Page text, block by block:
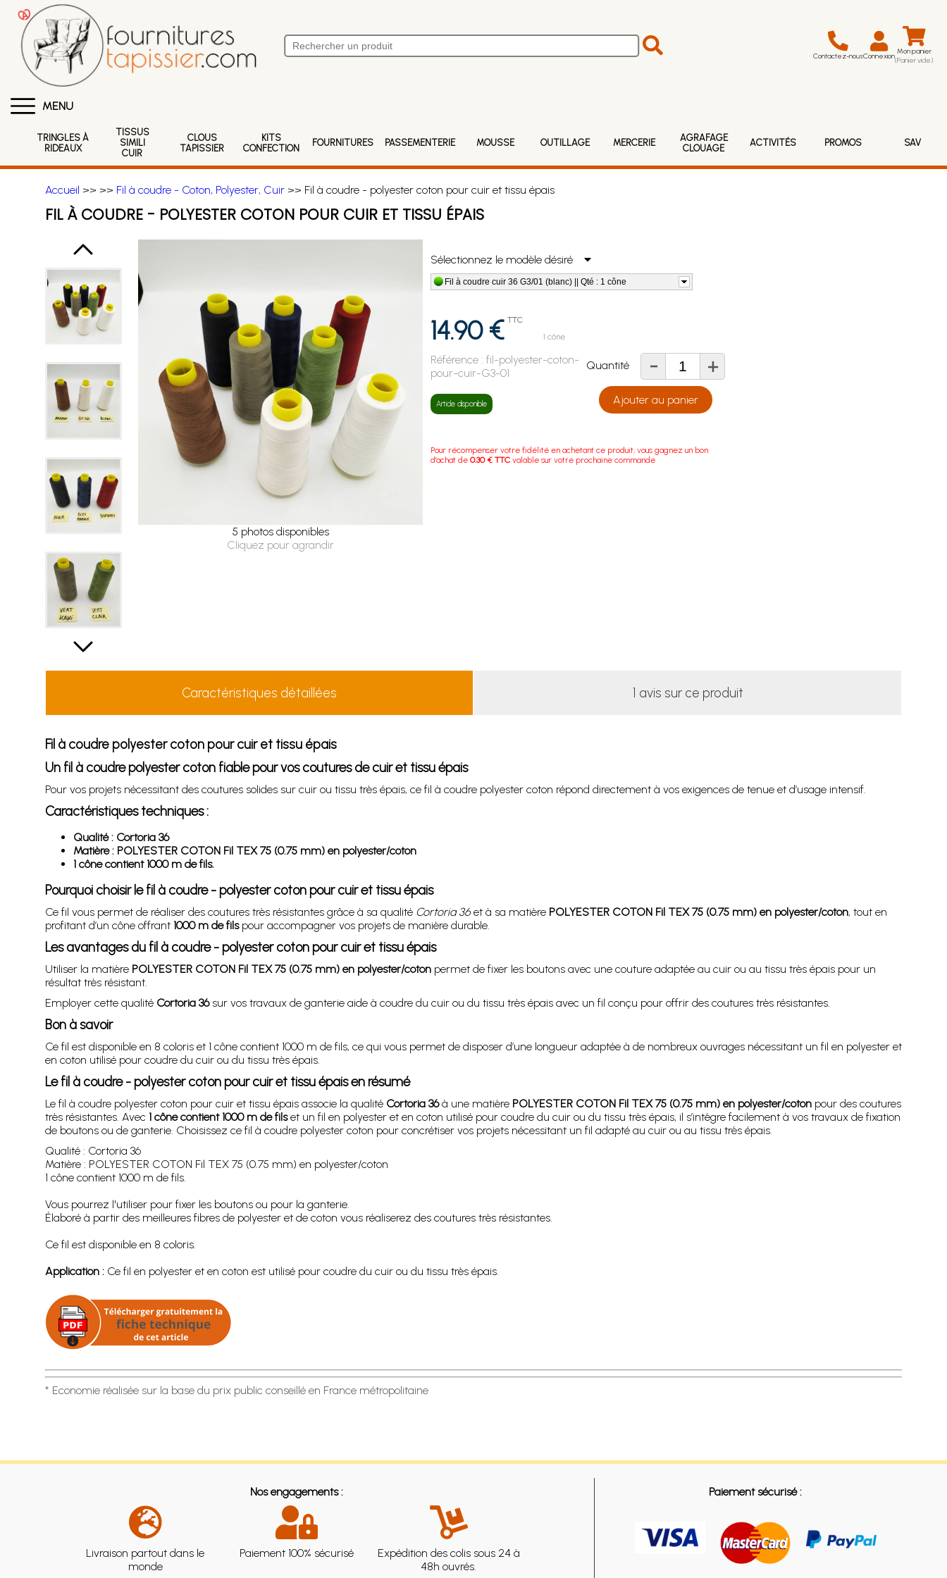
Contactez-nousConnexion Mon panier
(Panier vide)
MENU
TRINGLES À
RIDEAUX
TISSUS
SIMILI
CUIR
CLOUS
TAPISSIER
KITS
CONFECTION
FOURNITURES PASSEMENTERIE MOUSSE OUTILLAGE MERCERIE
AGRAFAGE
CLOUAGE
ACTIVITÉS PROMOS SAV
Accueil >> >> Fil à coudre - Coton, Polyester, Cuir>> Fil à coudre - polyester coton pour cuir et tissu épais
FIL À COUDRE - POLYESTER COTON POUR CUIR ET TISSU ÉPAIS
5 photos disponibles
Cliquez pour agrandir
Sélectionnez le modèle désiré
Fil à coudre cuir 36 G3/01 (blanc) || Qté : 1 cône
14.90 € TTC
1 cône
Référence :fil-polyester-coton-
pour-cuir-G3-01
Article disponible
Quantité - +
Ajouter au panier
Pour récompenser votre fidélité en achetant ce produit, vous gagnez un bon
d'achat de0.30 € TTC valable sur votre prochaine commande.
Caractéristiques détaillées 1 avis sur ce produit
Fil à coudre polyester coton pour cuir et tissu épais
Un fil à coudre polyester coton fiable pour vos coutures de cuir et tissu épais
Pour vos projets nécessitant des coutures solides sur cuir ou tissu très épais, ce fil à coudre polyester coton répond directement à vos exigences de tenue et d’usage intensif.
Caractéristiques techniques :
Qualité : Cortoria 36
Matière : POLYESTER COTON Fil TEX 75 (0.75 mm) en polyester/coton
1 cône contient 1000 m de fils.
Pourquoi choisir le fil à coudre - polyester coton pour cuir et tissu épais
Ce fil vous permet de réaliser des coutures très résistantes grâce à sa qualité Cortoria 36et à sa matière POLYESTER COTON Fil TEX 75 (0.75 mm) en polyester/coton, tout en
profitant d’un cône offrant 1000 m de filspour accompagner vos projets de manière durable.
Les avantages du fil à coudre - polyester coton pour cuir et tissu épais
Utiliser la matière POLYESTER COTON Fil TEX 75 (0.75 mm) en polyester/cotonpermet de fixer les boutons avec une couture adaptée au cuir ou au tissu très épais pour un
résultat très résistant.
Employer cette qualité Cortoria 36sur vos travaux de ganterie aide à coudre du cuir ou du tissu très épais avec un fil conçu pour offrir des coutures très résistantes.
Bon à savoir
Ce fil est disponible en 8 coloris et 1 cône contient 1000 m de fils, ce qui vous permet de disposer d’une longueur adaptée à de nombreux ouvrages nécessitant un fil en polyester et
en coton utilisé pour coudre du cuir ou du tissu très épais.
Le fil à coudre - polyester coton pour cuir et tissu épais en résumé
Le fil à coudre polyester coton pour cuir et tissu épais associe la qualité Cortoria 36à une matière POLYESTER COTON Fil TEX 75 (0.75 mm) en polyester/cotonpour des coutures
très résistantes. Avec 1 cône contient 1000 m de filset un fil en polyester et en coton utilisé pour coudre du cuir ou du tissu très épais, il s’intègre facilement à vos travaux de fixation
de boutons ou de ganterie. Choisissez ce fil à coudre polyester coton pour concrétiser vos projets nécessitant un fil adapté au cuir ou au tissu très épais.
Qualité : Cortoria 36
Matière : POLYESTER COTON Fil TEX 75 (0.75 mm) en polyester/coton
1 cône contient 1000 m de fils.
Vous pourrez l'utiliser pour fixer les boutons ou pour la ganterie.
Élaboré à partir des meilleures fibres de polyester et de coton vous réaliserez des coutures très résistantes.
Ce fil est disponible en 8 coloris.
Application :Ce fil en polyester et en coton est utilisé pour coudre du cuir ou du tissu très épais.
* Economie réalisée sur la base du prix public conseillé en France métropolitaine
Nos engagements :
Livraison partout dans le
monde
Paiement 100% sécurisé
Expédition des colis sous 24 à
48h ouvrés.
Paiement sécurisé :